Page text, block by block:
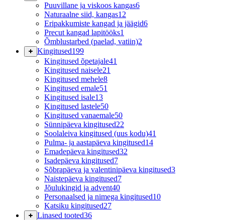
Puuvillane ja viskoos kangas6
Naturaalne siid, kangas12
Eripakkumiste kangad ja jäägid6
Precut kangad lapitööks1
Õmblustarbed (paelad, vatiin)2
Kingitused199
Kingitused õpetajale41
Kingitused naisele21
Kingitused mehele8
Kingitused emale51
Kingitused isale13
Kingitused lastele50
Kingitused vanaemale50
Sünnipäeva kingitused22
Soolaleiva kingitused (uus kodu)41
Pulma- ja aastapäeva kingitused14
Emadepäeva kingitused32
Isadepäeva kingitused7
Sõbrapäeva ja valentinipäeva kingitused3
Naistepäeva kingitused7
Jõulukingid ja advent40
Personaalsed ja nimega kingitused10
Katsiku kingitused27
Linased tooted36